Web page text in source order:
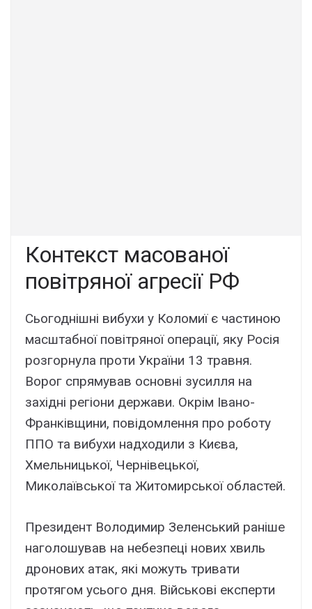
Контекст масованої
повітряної агресії РФ
Сьогоднішні вибухи у Коломиї є частиною
масштабної повітряної операції, яку Росія
розгорнула проти України 13 травня.
Ворог спрямував основні зусилля на
західні регіони держави. Окрім Івано-
Франківщини, повідомлення про роботу
ППО та вибухи надходили з Києва,
Хмельницької, Чернівецької,
Миколаївської та Житомирської областей.
Президент Володимир Зеленський раніше
наголошував на небезпеці нових хвиль
дронових атак, які можуть тривати
протягом усього дня. Військові експерти